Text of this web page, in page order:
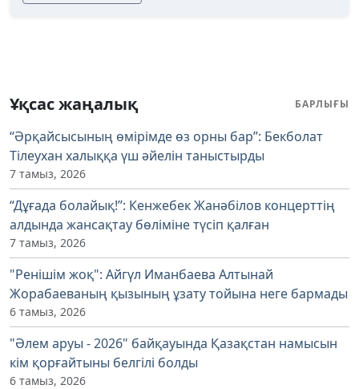
Ұқсас жаңалық БАРЛЫҒЫ
“Әрқайсысының өмірімде өз орны бар”: Бекболат
Тілеухан халыққа үш әйелін таныстырды
7 тамыз, 2026
“Дұғада болайық!”: Кенжебек Жанәбілов концерттің
алдында жансақтау бөліміне түсіп қалған
7 тамыз, 2026
"Ренішім жоқ": Айгүл Иманбаева Алтынай
Жорабаеваның қызының ұзату тойына неге бармады
6 тамыз, 2026
"Әлем аруы - 2026" байқауында Қазақстан намысын
кім қорғайтыны белгілі болды
6 тамыз, 2026